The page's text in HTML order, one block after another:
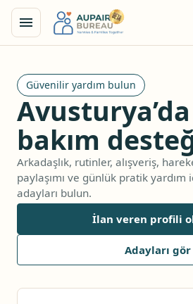
Güvenilir yardım bulun
Avusturya’da
bakım
Arkadaşlık, rutinler, alışveriş,
paylaşımı ve günlük pratik yardım
adayları bulun.
İlan veren profili
Adayları gör